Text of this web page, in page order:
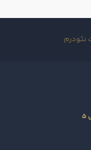
نئودرم